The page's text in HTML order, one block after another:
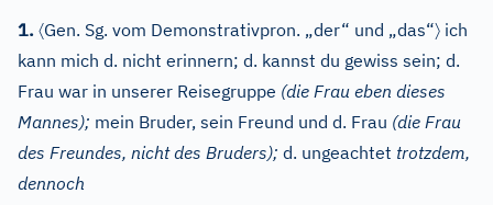
1. 〈Gen. Sg. vom Demonstrativpron. „der“ und „das“〉 ich
kann mich d. nicht erinnern; d. kannst du gewiss sein; d.
Frau war in unserer Reisegruppe (die Frau eben dieses
Mannes); mein Bruder, sein Freund und d. Frau (die Frau
des Freundes, nicht des Bruders); d. ungeachtet trotzdem,
dennoch